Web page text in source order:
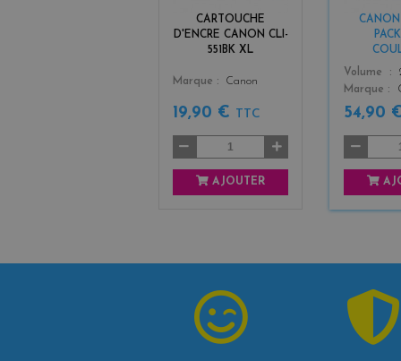
CARTOUCHE
D'ENCRE CANON CLI-
551BK XL
Color
Marque Canon
19,90 € TTC
AJOUTER
CANON
Color
Volume
Marque
54,90